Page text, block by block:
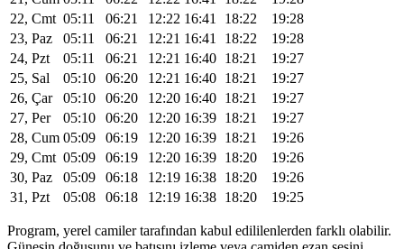
22, Cmt 05:11 06:21 12:22 16:41 18:22
19:28
23, Paz
05:11 06:21 12:21 16:41 18:22
19:28
24, Pzt
05:11 06:21 12:21 16:40 18:21
19:27
25, Sal
05:10 06:20 12:21 16:40 18:21
19:27
26, Çar
05:10 06:20 12:20 16:40 18:21
19:27
27, Per
05:10 06:20 12:20 16:39 18:21
19:27
28, Cum 05:09 06:19 12:20 16:39 18:21
19:26
29, Cmt 05:09 06:19 12:20 16:39 18:20
19:26
30, Paz
05:09 06:18 12:19 16:38 18:20
19:26
31, Pzt
05:08 06:18 12:19 16:38 18:20 19:25
Program, yerel camiler tarafından kabul edililenlerden farklı olabilir.